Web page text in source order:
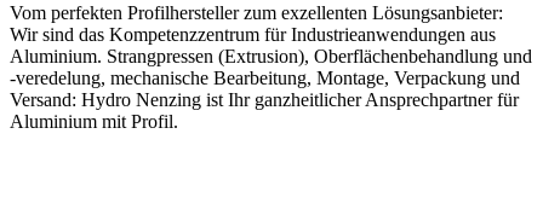
Vom perfekten Profilhersteller zum exzellenten Lösungsanbieter:
Wir sind das Kompetenzzentrum für Industrieanwendungen aus
Aluminium. Strangpressen (Extrusion), Oberflächenbehandlung und
-veredelung, mechanische Bearbeitung, Montage, Verpackung und
Versand: Hydro Nenzing ist Ihr ganzheitlicher Ansprechpartner für
Aluminium mit Profil.